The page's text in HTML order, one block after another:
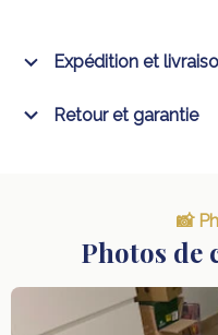
Expédition et
Retour et garantie
📸
Photos de